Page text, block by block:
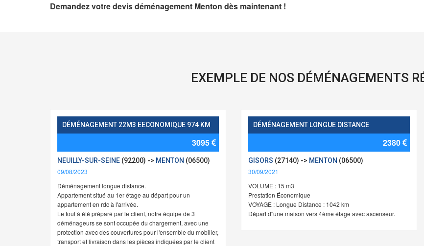
Demandez votre devis déménagement Menton dès maintenant !
EXEMPLE DE NOS DÉMÉNAGEMENTS
DÉMÉNAGEMENT 22M3 EECONOMIQUE 974 KM
3095
NEUILLY-SUR-SEINE (92200) -> MENTON (06500)
09/08/2023
Déménagement longue distance.
Appartement situé au 1er étage au départ pour un
appartement en rdc à l'arrivée.
Le tout à été préparé par le client, notre équipe de 3
déménageurs se sont occupée du chargement, avec une
protection avec des couvertures pour l'ensemble du mobilier,
transport et livraison dans les pièces indiquées par le client
DÉMÉNAGEMENT LONGUE DISTANCE
2380
GISORS (27140) -> MENTON (06500)
30/09/2021
VOLUME : 15 m3
Prestation Économique
VOYAGE : Longue Distance : 1042 km
Départ d''une maison vers 4ème étage avec ascenseur.